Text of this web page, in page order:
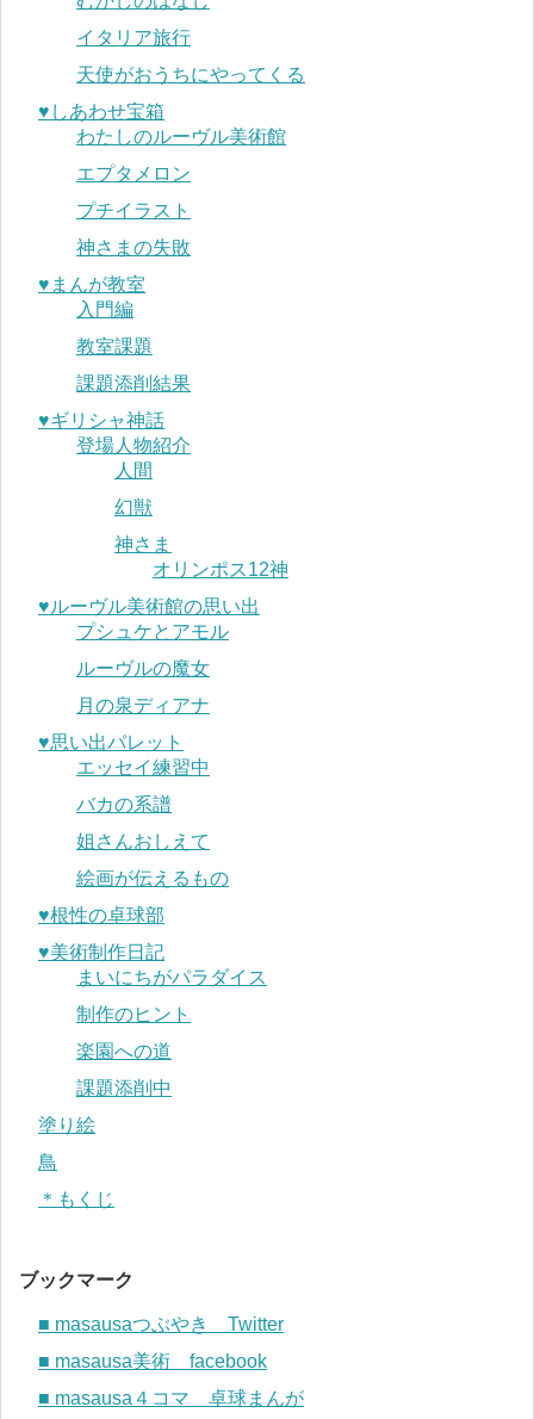
イタリア旅行
天使がおうちにやってくる
♥︎しあわせ宝箱
わたしのルーヴル美術館
エプタメロン
プチイラスト
神さまの失敗
♥︎まんが教室
入門編
教室課題
課題添削結果
♥︎ギリシャ神話
登場人物紹介
人間
幻獣
神さま
オリンポス12神
♥︎ルーヴル美術館の思い出
プシュケとアモル
ルーヴルの魔女
月の泉ディアナ
♥︎思い出パレット
エッセイ練習中
バカの系譜
姐さんおしえて
絵画が伝えるもの
♥︎根性の卓球部
♥︎美術制作日記
まいにちがパラダイス
制作のヒント
楽園への道
課題添削中
塗り絵
鳥
＊もくじ
ブックマーク
■ masausaつぶやき Twitter
■ masausa美術 facebook
■ masausa４コマ 卓球まんが